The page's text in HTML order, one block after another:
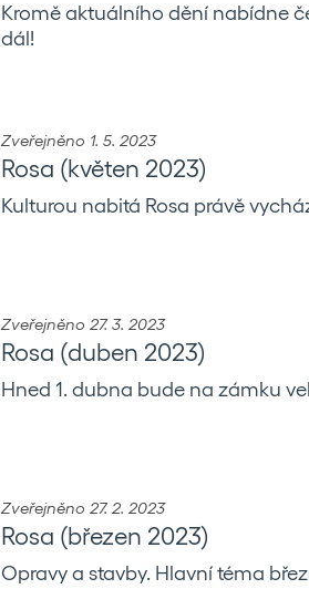
Kromě aktuálního dění nabídne
dál!
Zveřejněno 1. 5. 2023
Rosa (květen 2023)
Kulturou nabitá Rosa právě
Zveřejněno 27. 3. 2023
Rosa (duben 2023)
Hned 1. dubna bude na zámku
Zveřejněno 27. 2. 2023
Rosa (březen 2023)
Opravy a stavby. Hlavní téma